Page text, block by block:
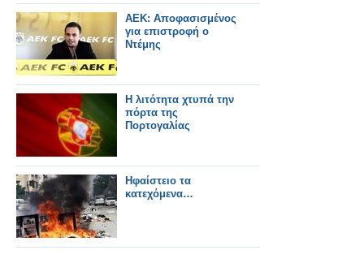
ΑΕΚ: Αποφασισμένος
για επιστροφή ο
Ντέμης
Η λιτότητα χτυπά την
πόρτα της
Πορτογαλίας
Ηφαίστειο τα
κατεχόμενα…